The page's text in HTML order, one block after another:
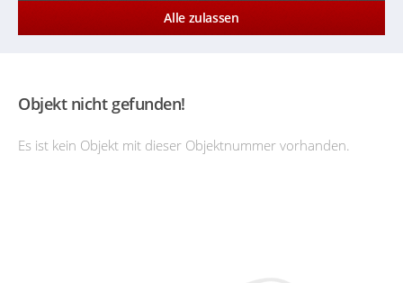
Alle zulassen
Objekt nicht gefunden!
Es ist kein Objekt mit dieser Objektnummer vorhanden.